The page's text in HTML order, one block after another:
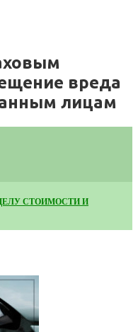
вреда
лицам
СТОИМОСТИ И